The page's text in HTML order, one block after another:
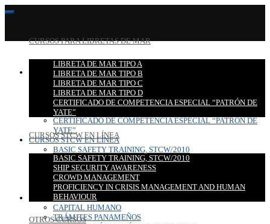
CURSOS PARA LIBRETAS DE MAR
LIBRETA DE MAR TIPO A
LIBRETA DE MAR TIPO B
LIBRETA DE MAR TIPO C
LIBRETA DE MAR TIPO D
CERTIFICADO DE COMPETENCIA ESPECIAL “PATRÓN DE
YATE”
CURSOS STCW EN LÍNEA
BASIC SAFETY TRAINING, STCW/2010
SHIP SECURITY AWARENESS
CROWD MANAGEMENT
PROFICIENCY IN CRISIS MANAGEMENT AND HUMAN
BEHAVIOUR
OTROS CURSOS
CURSOS PARA LIBRETAS DE MAR
LIBRETA DE MAR TIPO A
LIBRETA DE MAR TIPO B
LIBRETA DE MAR TIPO C
LIBRETA DE MAR TIPO D
CERTIFICADO DE COMPETENCIA ESPECIAL “PATRÓN DE
YATE”
CURSOS STCW EN LÍNEA
BASIC SAFETY TRAINING, STCW/2010
SHIP SECURITY AWARENESS
CROWD MANAGEMENT
PROFICIENCY IN CRISIS MANAGEMENT AND HUMAN
BEHAVIOUR
OTROS CURSOS
CAPITAL HUMANO
TRÁMITES PANAMEÑOS